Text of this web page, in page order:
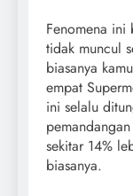
Fenomena ini
tidak muncul
biasanya
empat
ini selalu
sekitar 14%
biasanya.